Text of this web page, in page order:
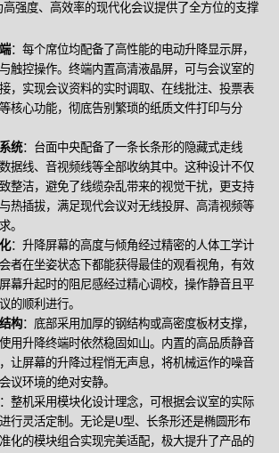
强度、高效率的现代化会议提供了全方位的支撑
：每个席位均配备了高性能的电动升降显示屏，
触控操作。终端内置高清液晶屏，可与会议室的
，实现会议资料的实时调取、在线批注、投票表
核心功能，彻底告别繁琐的纸质文件打印与分
统：台面中央配备了一条长条形的隐藏式走线
据线、音视频线等全部收纳其中。这种设计不仅
整洁，避免了线缆杂乱带来的视觉干扰，更支持
热插拔，满足现代会议对无线投屏、高清视频等
。
：升降屏幕的高度与倾角经过精密的人体工学计
者在坐姿状态下都能获得最佳的观看视角，有效
幕升起时的阻尼感经过精心调校，操作静音且平
的顺利进行。
构：底部采用加厚的钢结构或高密度板材支撑，
用升降终端时依然稳固如山。内置的高品质静音
让屏幕的升降过程悄无声息，将机械运作的噪音
议环境的绝对安静。
整机采用模块化设计理念，可根据会议室的实际
行灵活定制。无论是U型、长条形还是椭圆形布
化的模块组合实现完美适配，极大提升了产品的